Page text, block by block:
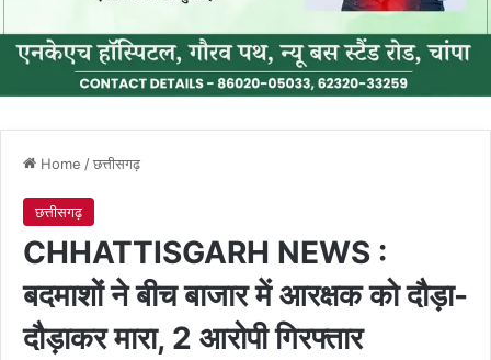
Home /छत्तीसगढ़
छत्तीसगढ़
CHHATTISGARH NEWS :
बदमाशों ने बीच बाजार में आरक्षक को दौड़ा-
दौड़ाकर मारा, 2 आरोपी गिरफ्तार